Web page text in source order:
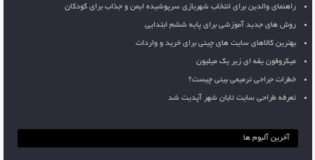
راهنمای والدین برای انتخاب شهربازی سرپوشیده ایمن و جذاب برای کودکان
روش های جدید آموزشی برای پایه ششم ابتدایی
بهترین کالاهای سایت های چینی برای خرید و واردات
میکروفون یقه ای زیر یک میلیون
خطرات جراحی ترمیمی بینی چیست؟
تعرفه طراحی سایت تابان شهر آپدیت شد
آخرین آلبوم ها